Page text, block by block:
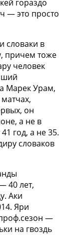
гораздо
— это просто
словаки в
причем тоже
человек
Марек Урам,
он
а не в
год, а не 35.
словаков
40 лет,
Аки
Яри
—
на гвоздь